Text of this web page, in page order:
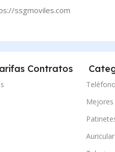
ssgmoviles.com
Contratos